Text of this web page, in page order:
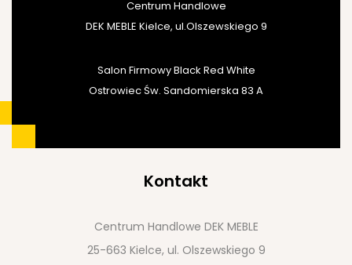
Centrum Handlowe
DEK MEBLE Kielce, ul.Olszewskiego 9
Salon Firmowy Black Red White
Ostrowiec Św. Sandomierska 83 A
Kontakt
Centrum Handlowe DEK MEBLE
25-663 Kielce, ul. Olszewskiego 9